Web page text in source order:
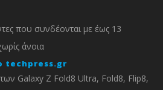
που συνδέονται με έως 13
άνοια
techpress.gr
Galaxy Z Fold8 Ultra, Fold8, Flip8,